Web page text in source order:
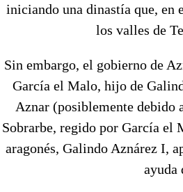
iniciando una dinastía que,
los valles de
Sin embargo, el gobierno de
García el Malo, hijo de
Aznar (posiblemente debido
Sobrarbe, regido por García el
aragonés, Galindo Aznárez I,
ayuda